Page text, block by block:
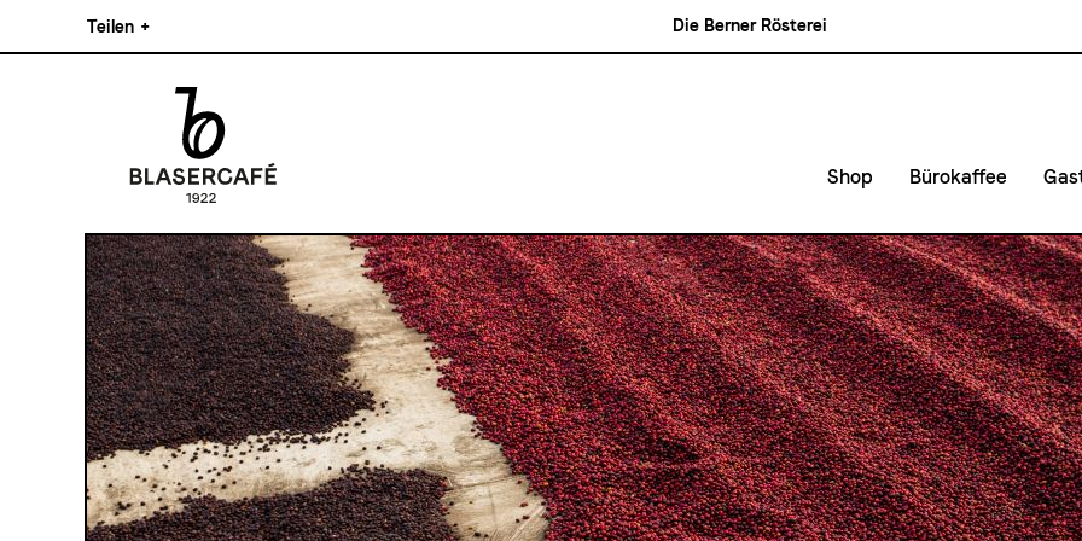
Teilen +
Pinterest
Instagram
Linkedin
Die Berner Rösterei
navigation
Shop Bürokaffee
Kleinunternehmen
Mittlere- und